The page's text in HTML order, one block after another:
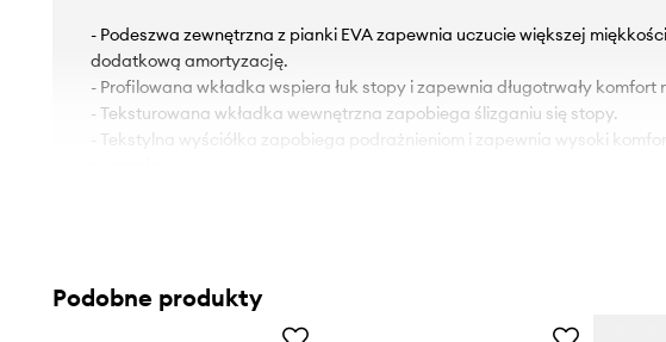
- Podeszwa zewnętrzna z pianki EVA zapewnia uczucie większej
dodatkową amortyzację.
- Profilowana wkładka wspiera łuk stopy i zapewnia długotrwały komfort
- Teksturowana wkładka wewnętrzna zapobiega ślizganiu się stopy.
- Tekstylna wyściółka zapobiega podrażnieniom i zapewnia wysoki
Podobne produkty